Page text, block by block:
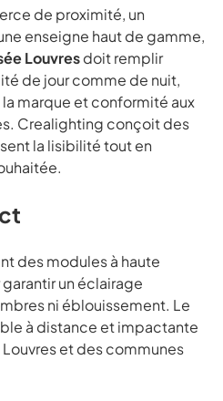
de proximité, un
enseigne haut de gamme,
Louvresdoit remplir
de jour comme de nuit,
marque et conformité aux
Crealighting conçoit des
la lisibilité tout en
des modules à haute
un éclairage
ni éblouissement. Le
à distance et impactante
et des communes